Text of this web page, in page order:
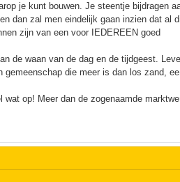
je kunt bouwen. Je steentje bijdragen
dan zal men eindelijk gaan inzien dat al
zijn van een voor IEDEREEN goed
de waan van de dag en de tijdgeest.
die meer is dan los zand,
op! Meer dan de zogenaamde